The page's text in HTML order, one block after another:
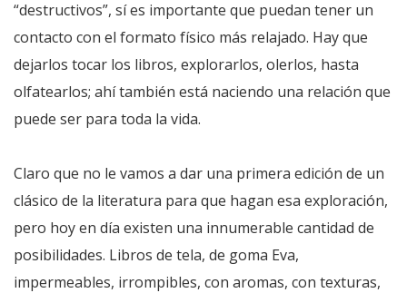
“destructivos”, sí es importante que puedan tener un
contacto con el formato físico más relajado. Hay que
dejarlos tocar los libros, explorarlos, olerlos, hasta
olfatearlos; ahí también está naciendo una relación que
puede ser para toda la vida.
Claro que no le vamos a dar una primera edición de un
clásico de la literatura para que hagan esa exploración,
pero hoy en día existen una innumerable cantidad de
posibilidades. Libros de tela, de goma Eva,
impermeables, irrompibles, con aromas, con texturas,